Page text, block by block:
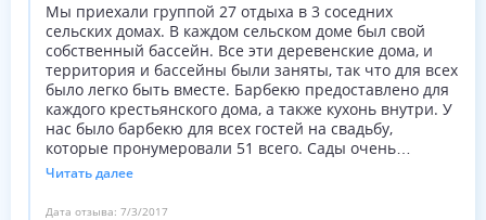
Мы приехали группой 27 отдыха в 3 соседних
сельских домах. В каждом сельском доме был свой
собственный бассейн. Все эти деревенские дома, и
территория и бассейны были заняты, так что для всех
было легко быть вместе. Барбекю предоставлено для
каждого крестьянского дома, а также кухонь внутри. У
нас было барбекю для всех гостей на свадьбу,
которые пронумеровали 51 всего. Сады очень
просторные, поэтому было легко угодить всем. Вид из
сада прекрасные от этого поднятого расположения.
Внутри, деревенские дома, светлые и просторные и
Читать далее
Дата отзыва: 7/3/2017